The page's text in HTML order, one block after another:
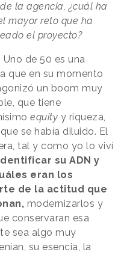
la agencia, ¿cuál ha
mayor reto que ha
el proyecto?
Uno de 50 es una
que en su momento
un boom muy
que tiene
equity y riqueza,
se había diluido. El
tal y como yo lo viví
dentificar su ADN y
eran los
de la actitud que
modernizarlos y
conservaran esa
sea algo muy
su esencia, la